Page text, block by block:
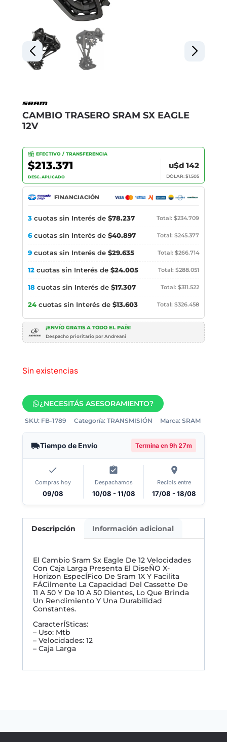
CAMBIO TRASERO SRAM SX EAGLE
12V
EFECTIVO / TRANSFERENCIA
$213.371
DESC. APLICADO
u$d 142
DÓLAR: $1.505
FINANCIACIÓN
3 cuotas sin Interés de $78.237 Total: $234.709
6cuotas sin Interés de $40.897 Total: $245.377
9 cuotas sin Interés de $29.635 Total: $266.714
12 cuotas sin Interés de $24.005 Total: $288.051
18 cuotas sin Interés de $17.307 Total: $311.522
24 cuotas sin Interés de $13.603 Total: $326.458
¡ENVÍO GRATIS A TODO EL PAÍS!
Despacho prioritario por Andreani
Sin existencias
¿NECESITÁS ASESORAMIENTO?
SKU: FB-1789 Categoría: TRANSMISIÓN Marca: SRAM
Tiempo de Envío Termina en 9h 27m
Compras hoy
09/08
Despachamos
10/08 - 11/08
Recibís entre
17/08 - 18/08
Descripción Información adicional
El Cambio Sram Sx Eagle De 12 Velocidades
Con Caja Larga Presenta El DiseÑO X-
Horizon EspecÍFico De Sram 1X Y Facilita
FÁCilmente La Capacidad Del Cassette De
11 A 50 Y De 10 A 50 Dientes, Lo Que Brinda
Un Rendimiento Y Una Durabilidad
Constantes.
CaracterÍSticas:
– Uso: Mtb
– Velocidades: 12
– Caja Larga